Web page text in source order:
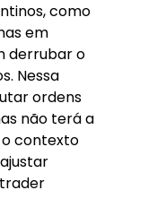
como
em
derrubar o
Nessa
ordens
não terá a
contexto